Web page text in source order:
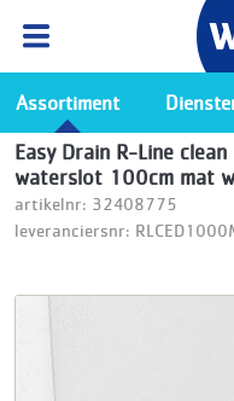
Ga naar de Wasco app
Assortiment
Easy Drain R-Line
waterslot 100cm mat
artikelnr: 32408775
leveranciersnr: